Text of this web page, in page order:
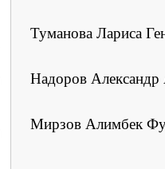
Туманова Лариса
Надоров Александр
Мирзов Алимбек